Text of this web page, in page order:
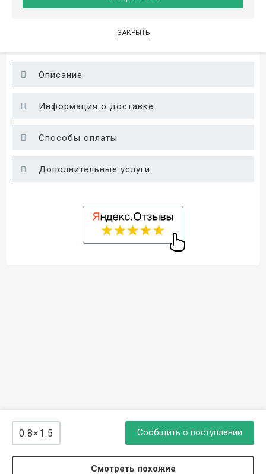
ЛЕТНЯЯ РАСПРОДАЖА
0.8×1.5 Сообщить о поступлении
Смотреть похожие
Описание
Информация о доставке
Способы оплаты
Дополнительные услуги
ЗАКРЫТЬ